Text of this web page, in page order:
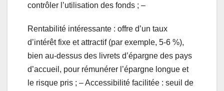
contrôler l’utilisation des fonds ; –
Rentabilité intéressante : offre d’un taux
d’intérêt fixe et attractif (par exemple, 5-6 %),
bien au-dessus des livrets d’épargne des pays
d’accueil, pour rémunérer l’épargne longue et
le risque pris ; – Accessibilité facilitée : seuil de